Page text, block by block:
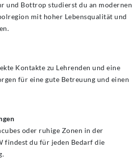
und Bottrop studierst du an modernen
mit hoher Lebensqualität und
Kontakte zu Lehrenden und eine
für eine gute Betreuung und einen
oder ruhige Zonen in der
findest du für jeden Bedarf die